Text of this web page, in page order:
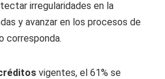
irregularidades en la
y avanzar en los procesos de
corresponda.
vigentes, el 61% se